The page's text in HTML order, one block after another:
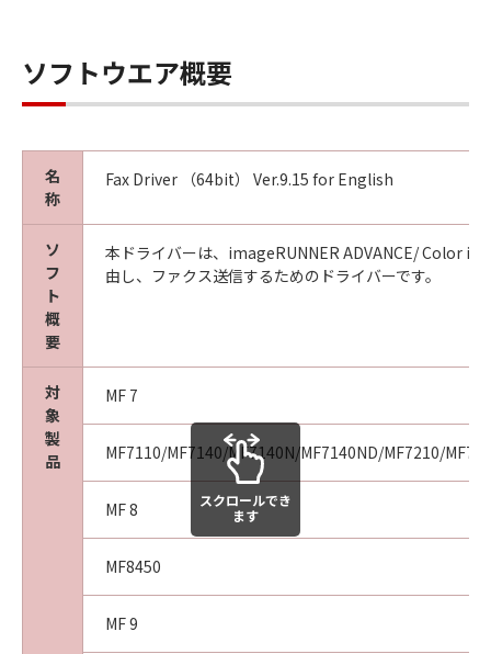
Canon enforcing its respective legal rights,
you must then promptly destroy the
SOFTWARE including any and all copies
Sections 4, and 7 through 11 shall survive any
termination of this Agreement.
9. U.S. GOVERNMENT RESTRICTED RIGHTS
NOTICE
A "US Government End User" shall mean any
agency or entity of the government of the
United States. If you are a US Government
End User, the following shall apply: The
SOFTWARE is a "commercial item," as that
term is defined at 48 C.F.R. 2.101 (October
1995), consisting of "commercial computer
software" and "commercial computer
software documentation," as such terms are
used in 48 C.F.R. 12.212 (September 1995).
Consistent with 48 C.F.R. 12.212 and 48 C.F.R.
227.7202-1 through 227.7202-4 (June 1995),
all U.S. Government End Users shall acquire
the SOFTWARE with only those rights set
ソフトウエア概要
名
称
Fax Driver （64bit） Ver.9.15 for English
ソ
フ
ト
概
要
本ドライバーは、imageRUNNER ADVANCE/ Color
由し、ファクス送信するためのドライバーです。
対
象
製
品
MF 7
MF7110/MF7140/MF7140N/MF7140ND/MF7210/
MF 8
MF8450
MF 9
スクロールでき
ます